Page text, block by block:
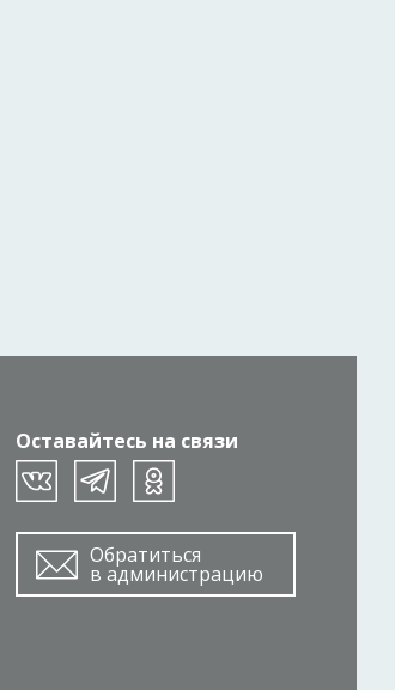
Оставайтесь на связи
Обратиться
в администрацию